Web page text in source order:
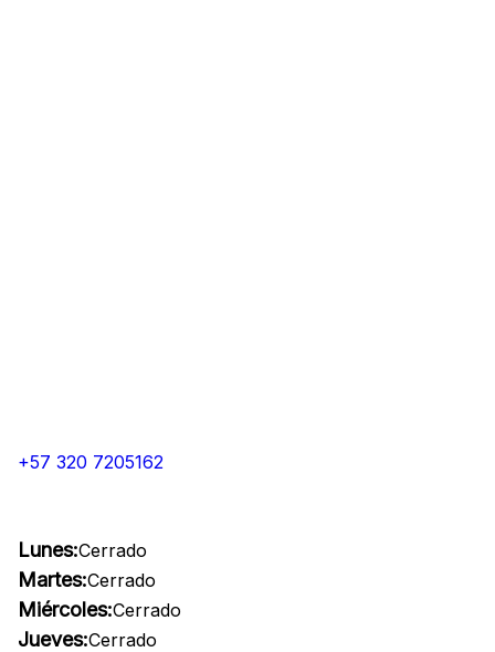
+57 320 7205162
Lunes:Cerrado
Martes:Cerrado
Miércoles:Cerrado
Jueves:Cerrado